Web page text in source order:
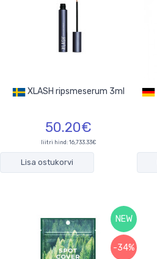
XLASH ripsmeserum 3ml
50.20€
liitri hind: 16,733.33€
Lisa ostukorvi
NEW
-34%